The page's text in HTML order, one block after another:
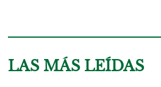
LAS MÁS LEÍDAS